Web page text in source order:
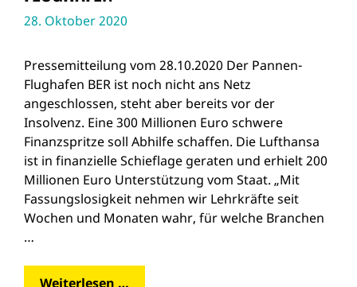
28. Oktober 2020
Pressemitteilung vom 28.10.2020 Der Pannen-
Flughafen BER ist noch nicht ans Netz
angeschlossen, steht aber bereits vor der
Insolvenz. Eine 300 Millionen Euro schwere
Finanzspritze soll Abhilfe schaffen. Die Lufthansa
ist in finanzielle Schieflage geraten und erhielt 200
Millionen Euro Unterstützung vom Staat. „Mit
Fassungslosigkeit nehmen wir Lehrkräfte seit
Wochen und Monaten wahr, für welche Branchen
…
Weiterlesen …